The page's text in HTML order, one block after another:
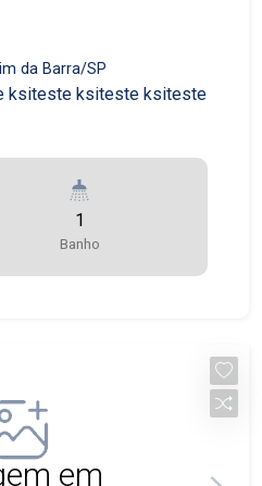
da Barra/SP
ksiteste ksiteste ksiteste
1
Banho
em